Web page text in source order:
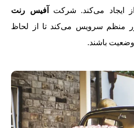
ایجاد می‌کند. شرکت
آفیس رنت
منظم سرویس می‌کند تا از لحاظ
باشند.